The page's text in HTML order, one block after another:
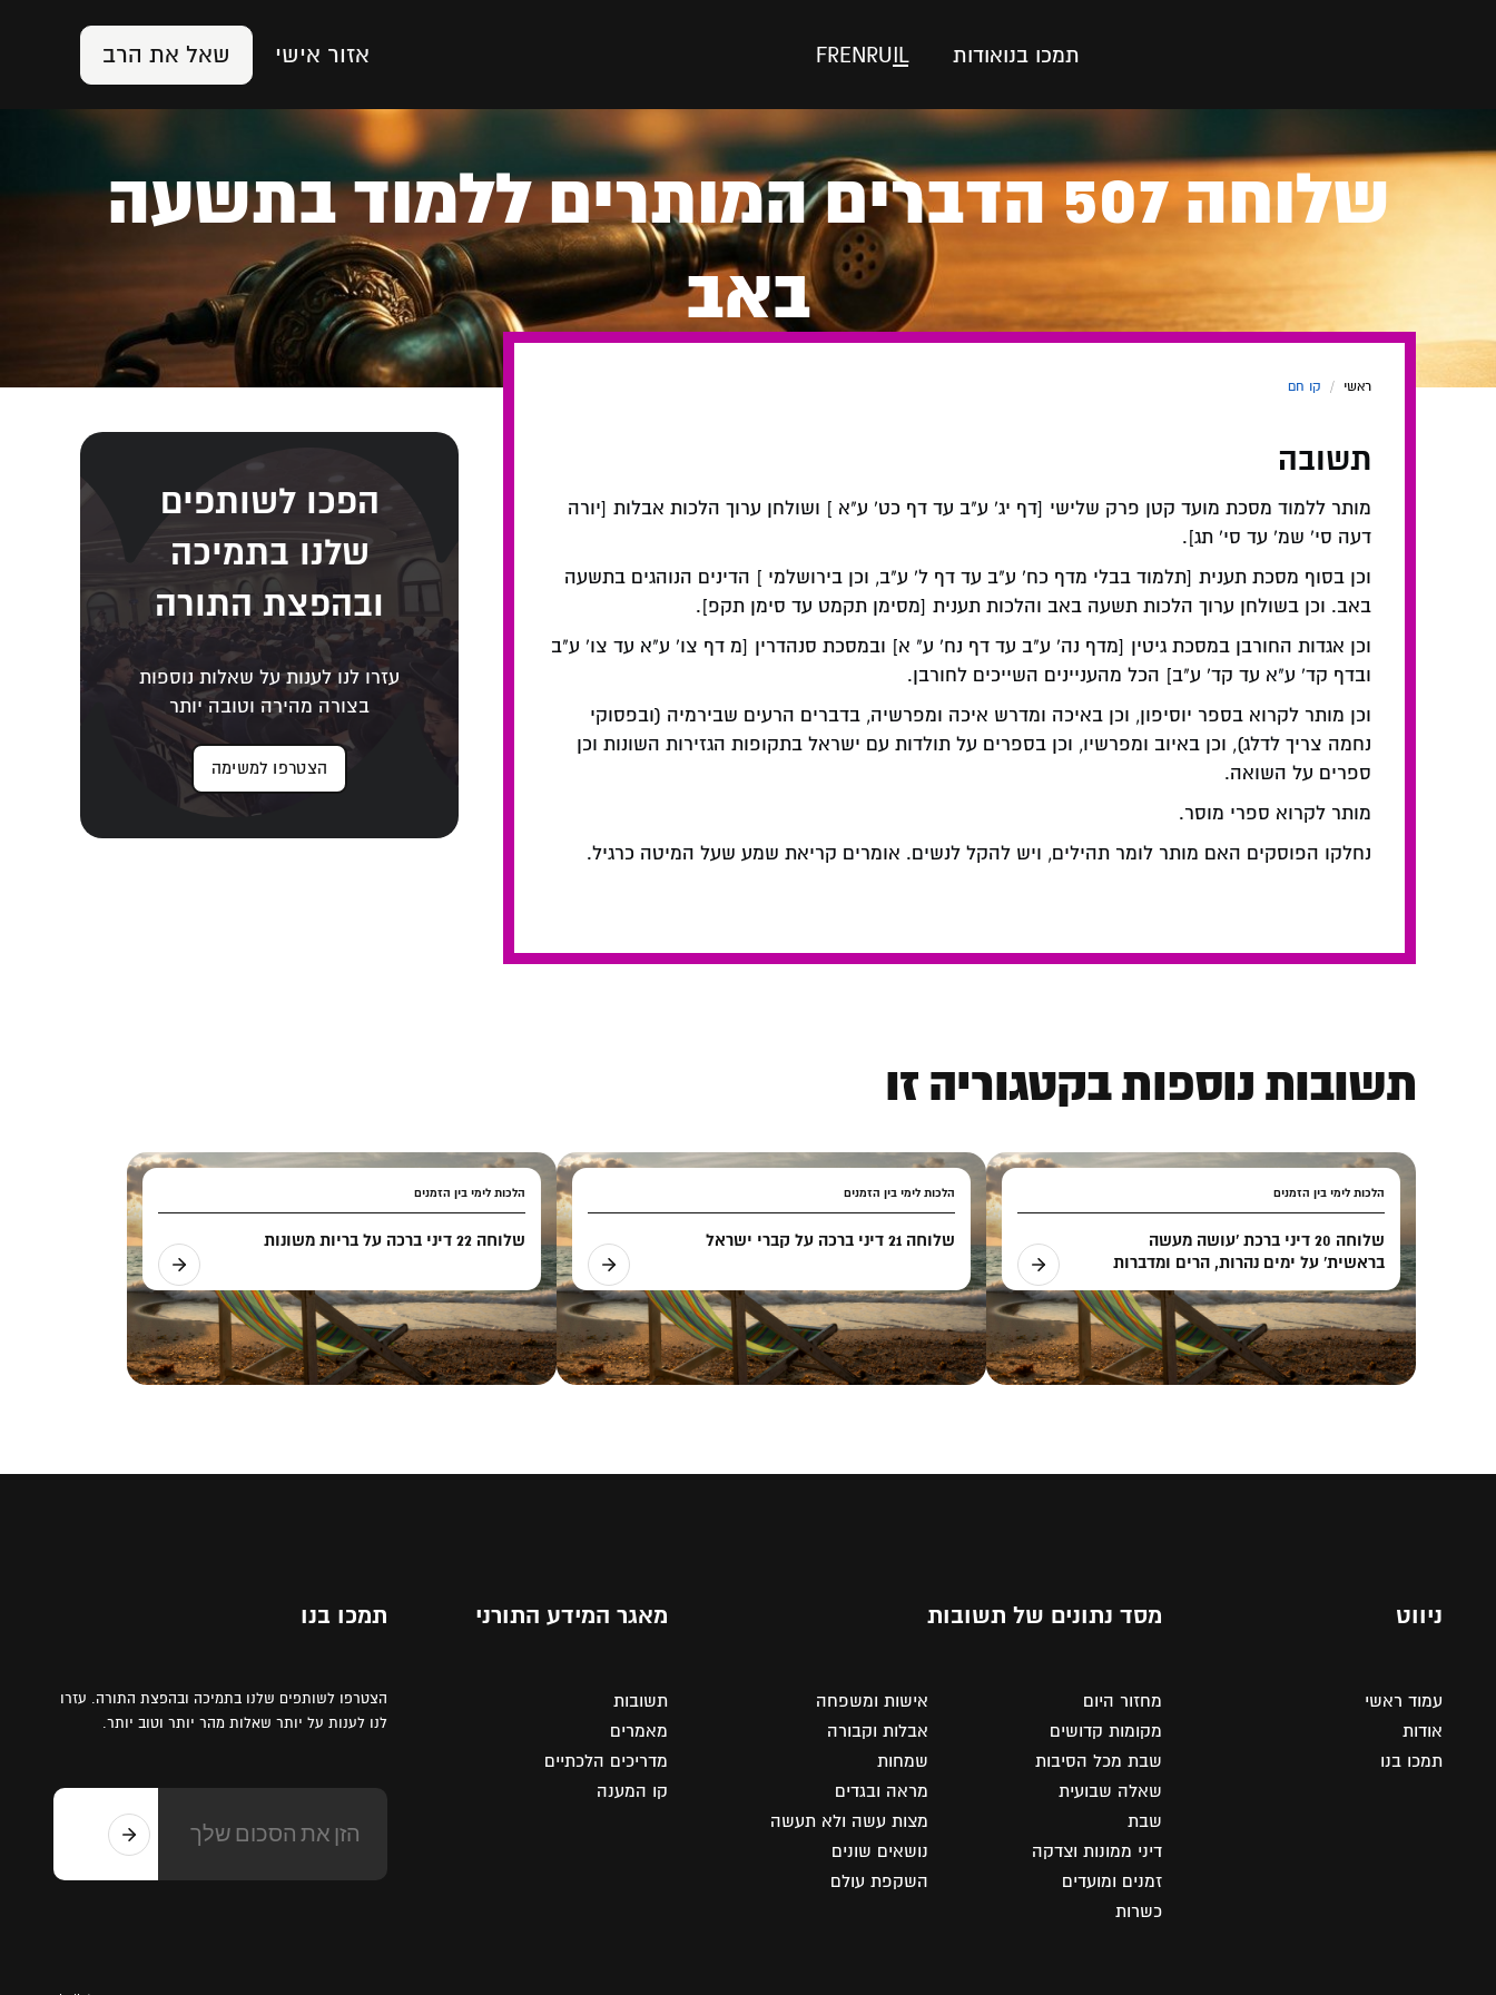
תמכו בנואודות IL
RU
EN
FR אזור אישי שאל את הרב
שלוחה 507 הדברים המותרים ללמוד בתשעה
באב
ראשי / קו חם
תשובה
מותר ללמוד מסכת מועד קטן פרק שלישי [דף יג' ע"ב עד דף כט' ע"א ] ושולחן ערוך הלכות אבלות [יורה
דעה סי' שמ' עד סי' תג].
וכן בסוף מסכת תענית [תלמוד בבלי מדף כח' ע"ב עד דף ל' ע"ב, וכן בירושלמי ] הדינים הנוהגים בתשעה
באב. וכן בשולחן ערוך הלכות תשעה באב והלכות תענית [מסימן תקמט עד סימן תקפ].
וכן אגדות החורבן במסכת גיטין [מדף נה' ע"ב עד דף נח' ע" א] ובמסכת סנהדרין [מ דף צו' ע"א עד צו' ע"ב
ובדף קד' ע"א עד קד' ע"ב] הכל מהעניינים השייכים לחורבן.
וכן מותר לקרוא בספר יוסיפון, וכן באיכה ומדרש איכה ומפרשיה, בדברים הרעים שבירמיה (ובפסוקי
נחמה צריך לדלג), וכן באיוב ומפרשיו, וכן בספרים על תולדות עם ישראל בתקופות הגזירות השונות וכן
ספרים על השואה.
מותר לקרוא ספרי מוסר.
נחלקו הפוסקים האם מותר לומר תהילים, ויש להקל לנשים. אומרים קריאת שמע שעל המיטה כרגיל.
הפכו לשותפים
שלנו בתמיכה
ובהפצת התורה
עזרו לנו לענות על שאלות נוספות
בצורה מהירה וטובה יותר
הצטרפו למשימה
תשובות נוספות בקטגוריה זו
הלכות לימי בין הזמנים
שלוחה 20 דיני ברכת 'עושה מעשה
בראשית' על ימים נהרות, הרים ומדברות
הלכות לימי בין הזמנים
שלוחה 21 דיני ברכה על קברי ישראל
הלכות לימי בין הזמנים
שלוחה 22 דיני ברכה על בריות משונות
ניווט
עמוד ראשי
אודות
תמכו בנו
מסד נתונים של תשובות
מחזור היום
מקומות קדושים
שבת מכל הסיבות
שאלה שבועית
שבת
דיני ממונות וצדקה
זמנים ומועדים
כשרות
אישות ומשפחה
אבלות וקבורה
שמחות
מראה ובגדים
מצות עשה ולא תעשה
נושאים שונים
השקפת עולם
מאגר המידע התורני
תשובות
מאמרים
מדריכים הלכתיים
קו המענה
תמכו בנו
הצטרפו לשותפים שלנו בתמיכה ובהפצת התורה. עזרו
לנו לענות על יותר שאלות מהר יותר וטוב יותר.